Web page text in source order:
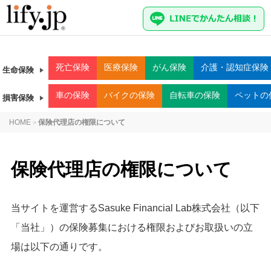
生命保険 死亡保険 医療保険 がん保険 介護・認知症保険
損害保険 車の保険 バイクの保険 自転車の保険 ペットの
HOME > 保険代理店の権限について
保険代理店の権限について
当サイトを運営するSasuke Financial Lab株式会社（以下
「当社」）の保険募集における権限およびお取扱いの立
場は以下の通りです。